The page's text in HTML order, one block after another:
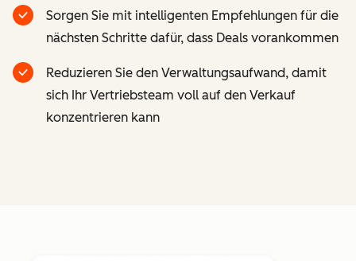
Sorgen Sie mit intelligenten Empfehlungen für die
nächsten Schritte dafür, dass Deals vorankommen
Reduzieren Sie den Verwaltungsaufwand, damit
sich Ihr Vertriebsteam voll auf den Verkauf
konzentrieren kann